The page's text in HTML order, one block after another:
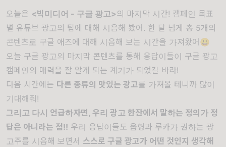
오늘은 <빅미디어 - 구글 광고>의 마지막 시간! 캠페인 목표
별 유튜브 광고의 팁에 대해 시음해 봤어. 한 달 넘게 총 5개의
콘텐츠로 구글 애즈에 대해 시음해 보는 시간을 가져왔어😃
오늘 구글 광고의 마지막 콘텐츠를 통해 응답이들이 구글 광고
캠페인의 매력을 잘 알게 되는 계기가 되었길 바라!
다음 시간에는 다른 종류의 맛있는 광고를 가져올 테니까 많이
기대해줘!
그리고 다시 언급하자면, 우리 광고 한잔에서 말하는 정의가 정
답은 아니라는 점!! 우리 응답이들도 옵형과 루카가 권하는 광
고주를 시음해 보면서 스스로 구글 광고가 어떤 것인지 생각해